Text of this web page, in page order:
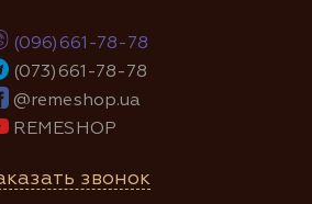
(096)661-78-78
(073)661-78-78
@remeshop.ua
REMESHOP
звонок